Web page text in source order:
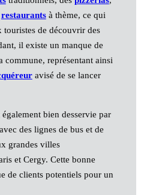
restaurantsà thème, ce qui
touristes de découvrir des
il existe un manque de
commune, représentant ainsi
avisé de se lancer
bien desservie par
des lignes de bus et de
grandes villes
et Cergy. Cette bonne
de clients potentiels pour un